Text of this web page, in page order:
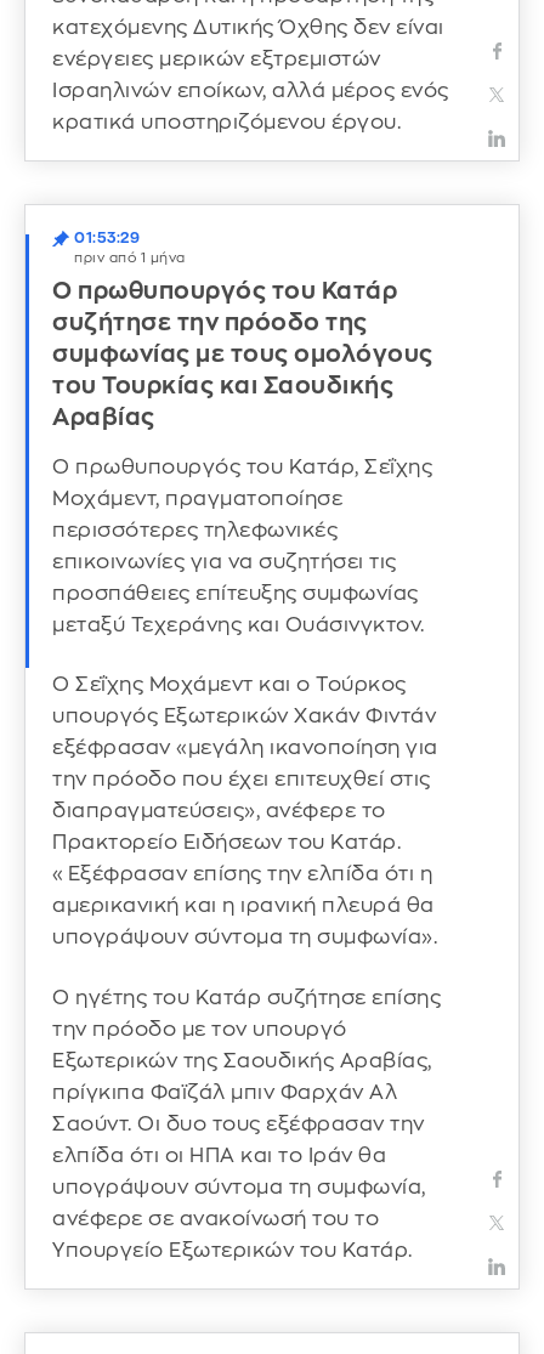
κατεχόμενης Δυτικής Όχθης δεν είναι
ενέργειες μερικών εξτρεμιστών
Ισραηλινών εποίκων, αλλά μέρος ενός
κρατικά υποστηριζόμενου έργου.
01:53:29
πριν από 1 μήνα
Ο πρωθυπουργός του Κατάρ
συζήτησε την πρόοδο της
συμφωνίας με τους ομολόγους
του Τουρκίας και Σαουδικής
Αραβίας
Ο πρωθυπουργός του Κατάρ, Σεΐχης
Μοχάμεντ, πραγματοποίησε
περισσότερες τηλεφωνικές
επικοινωνίες για να συζητήσει τις
προσπάθειες επίτευξης συμφωνίας
μεταξύ Τεχεράνης και Ουάσινγκτον.
Ο Σεΐχης Μοχάμεντ και ο Τούρκος
υπουργός Εξωτερικών Χακάν Φιντάν
εξέφρασαν «μεγάλη ικανοποίηση για
την πρόοδο που έχει επιτευχθεί στις
διαπραγματεύσεις», ανέφερε το
Πρακτορείο Ειδήσεων του Κατάρ.
«Εξέφρασαν επίσης την ελπίδα ότι η
αμερικανική και η ιρανική πλευρά θα
υπογράψουν σύντομα τη συμφωνία».
Ο ηγέτης του Κατάρ συζήτησε επίσης
την πρόοδο με τον υπουργό
Εξωτερικών της Σαουδικής Αραβίας,
πρίγκιπα Φαϊζάλ μπιν Φαρχάν Αλ
Σαούντ. Οι δυο τους εξέφρασαν την
ελπίδα ότι οι ΗΠΑ και το Ιράν θα
υπογράψουν σύντομα τη συμφωνία,
ανέφερε σε ανακοίνωσή του το
Υπουργείο Εξωτερικών του Κατάρ.